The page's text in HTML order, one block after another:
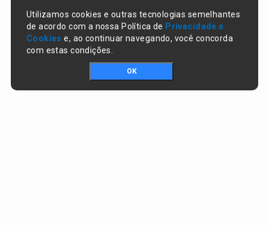
Utilizamos cookies e outras tecnologias semelhantes
de acordo com a nossa Política de Privacidade e
Cookies e, ao continuar navegando, você concorda
com estas condições.
OK